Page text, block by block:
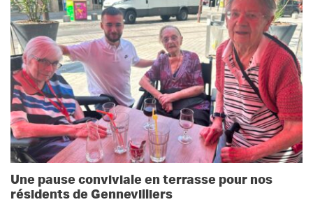
Une pause conviviale en terrasse pour nos
résidents de Gennevilliers